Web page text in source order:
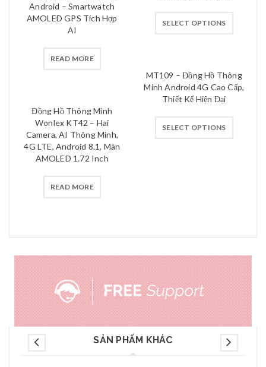
Android – Smartwatch
AMOLED GPS Tích Hợp
AI
READ MORE
Đồng Hồ Thông Minh
Wonlex KT42 – Hai
Camera, AI Thông Minh,
4G LTE, Android 8.1, Màn
AMOLED 1.72 Inch
READ MORE
SELECT OPTIONS
MT109 – Đồng Hồ Thông
Minh Android 4G Cao Cấp,
Thiết Kế Hiện Đại
SELECT OPTIONS
SẢN PHẨM KHÁC